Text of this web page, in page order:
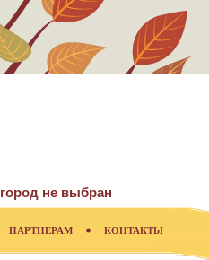
город не выбран
ПАРТНЕРАМ КОНТАКТЫ